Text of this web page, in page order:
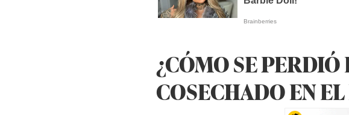
¿CÓMO SE
COSECHADO EN